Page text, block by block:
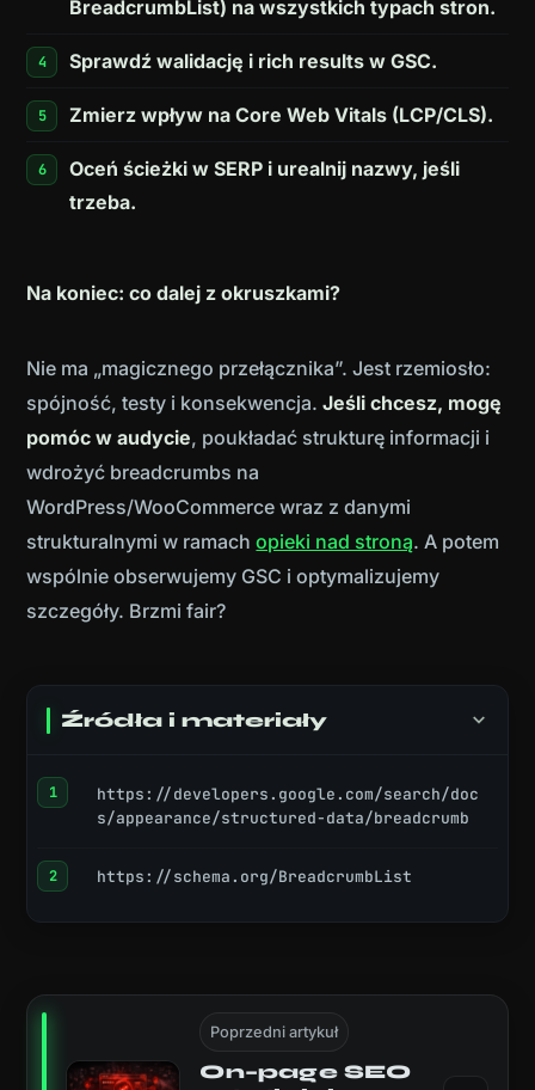
BreadcrumbList) na wszystkich typach stron.
Sprawdź walidację i rich results w GSC.
Zmierz wpływ na Core Web Vitals (LCP/CLS).
Oceń ścieżki w SERP i urealnij nazwy, jeśli
trzeba.
Na koniec: co dalej z okruszkami?
Nie ma „magicznego przełącznika”. Jest rzemiosło:
spójność, testy i konsekwencja.Jeśli chcesz, mogę
pomóc w audycie, poukładać strukturę informacji i
wdrożyć breadcrumbs na
WordPress/WooCommerce wraz z danymi
strukturalnymi w ramachopieki nad stroną. A potem
wspólnie obserwujemy GSC i optymalizujemy
szczegóły. Brzmi fair?
Źródła i materiały
https://developers.google.com/search/doc
s/appearance/structured-data/breadcrumb
https://schema.org/BreadcrumbList
Poprzedni artykuł
On–page SEO